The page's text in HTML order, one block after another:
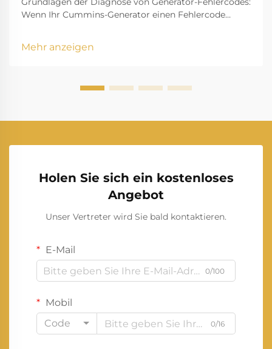
Wenn Ihr Cummins-Generator einen Fehlercode
sind die Art und Weise, wie der Generator auf
Mehr anzeigen
Holen Sie sich ein kostenloses
Angebot
Unser Vertreter wird Sie bald kontaktieren.
E-Mail
0/100
Mobil
Code
0/16